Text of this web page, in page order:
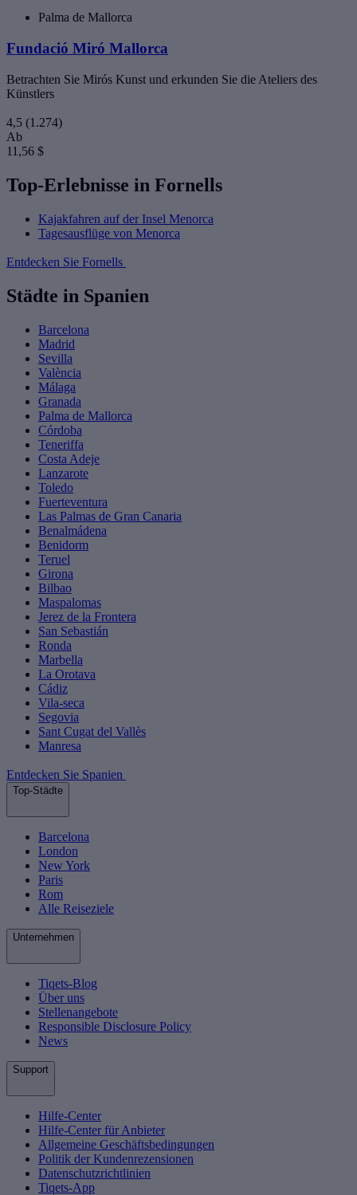
Palma de Mallorca
Fundació Miró Mallorca
Betrachten Sie Mirós Kunst und erkunden Sie die Ateliers des
Künstlers
4,5 (1.274)
Ab
11,56 $
Top-Erlebnisse in Fornells
Kajakfahren auf der Insel Menorca
Tagesausflüge von Menorca
Entdecken Sie Fornells
Städte in Spanien
Barcelona
Madrid
Sevilla
València
Málaga
Granada
Palma de Mallorca
Córdoba
Teneriffa
Costa Adeje
Lanzarote
Toledo
Fuerteventura
Las Palmas de Gran Canaria
Benalmádena
Benidorm
Teruel
Girona
Bilbao
Maspalomas
Jerez de la Frontera
San Sebastián
Ronda
Marbella
La Orotava
Cádiz
Vila-seca
Segovia
Sant Cugat del Vallès
Manresa
Entdecken Sie Spanien
Top-Städte
Barcelona
London
New York
Paris
Rom
Alle Reiseziele
Unternehmen
Tiqets-Blog
Über uns
Stellenangebote
Responsible Disclosure Policy
News
Support
Hilfe-Center
Hilfe-Center für Anbieter
Allgemeine Geschäftsbedingungen
Politik der Kundenrezensionen
Datenschutzrichtlinien
Tiqets-App